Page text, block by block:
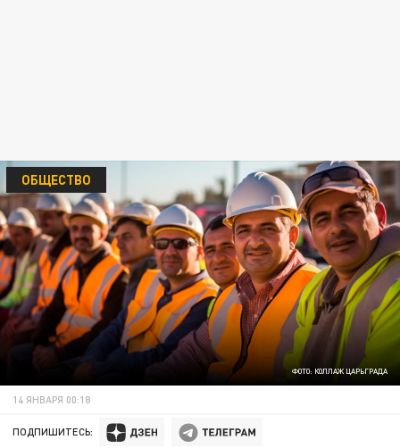
ФОТО: КОЛЛАЖ ЦАРЬГРАДА
ОБЩЕСТВО
14 ЯНВАРЯ 00:18
ПОДПИШИТЕСЬ: